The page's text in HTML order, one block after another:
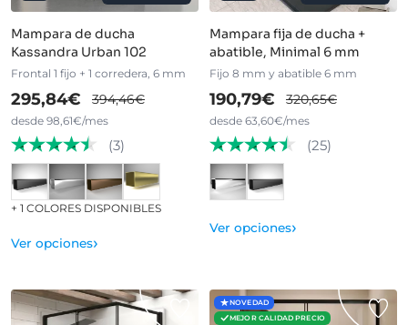
Mampara de ducha
Kassandra Urban 102
Frontal 1 fijo + 1 corredera, 6 mm
295,84€ 394,46€
desde 98,61€/mes
(3)
+ 1 COLORES DISPONIBLES
Ver opciones›
Mampara fija de ducha +
abatible, Minimal 6 mm
Fijo 8 mm y abatible 6 mm
190,79€ 320,65€
desde 63,60€/mes
(25)
Ver opciones›
NOVEDAD
MEJOR CALIDAD PRECIO